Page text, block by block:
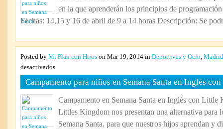
en la que aprenderán los principios de
Fechas: 14,15 y 16 de abril de 9 a 14 horas Descripción: Se
Posted by Mi Plan con Hijos on Mar 19, 2014 in Deportivas y Ocio, Madrid
desactivadosen
Campamento
para
en
Semana
Campamento para niños en Semana Santa en Inglés
Campamento en Semana Santa en Inglés con
Littles Kingdom nos presentan una alternativa para
Semana Santa, para que nuestros hijos aprendan y